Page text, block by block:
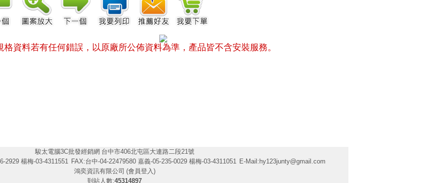
格資料若有任何錯誤，以原廠所公佈資料為準， 產品皆不含安裝服務。
駿太電腦3C批發經銷網 台中市406北屯區大連路二段21號
2929 楊梅-03-4311551 FAX:台中-04-22479580 嘉義-05-235-0029 楊梅-03-4311051 E-Mail: hy123junty@gmail.com
鴻奕資訊有限公司 (會員登入)
到站人數:45314897